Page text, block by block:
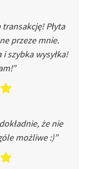
Płyta
przeze mnie.
szybka wysyłka!
że nie
możliwe :)”